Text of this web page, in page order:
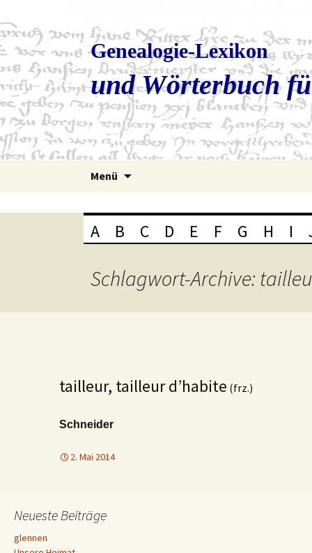
Genealogie-Lexikon
und Wörterbuch
Menü
A B C D E F G H I
Schlagwort-Archive:
tailleur, tailleur d’habite (frz.)
Schneider
2. Mai 2014
Neueste Beiträge
glennen